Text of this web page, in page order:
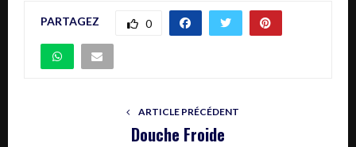
PARTAGEZ 0
ARTICLE PRÉCÉDENT
Douche Froide